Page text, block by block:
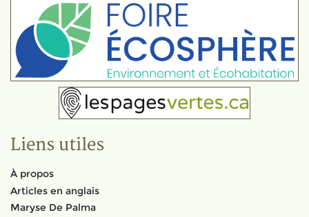
Liens utiles
À propos
Articles en anglais
Maryse De Palma